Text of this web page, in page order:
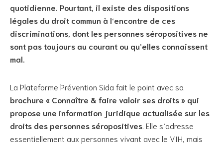
quotidienne. Pourtant, il existe des dispositions
légales du droit commun à l‘encontre de ces
discriminations, dont les personnes séropositives ne
sont pas toujours au courant ou qu’elles connaissent
mal.
La Plateforme Prévention Sida fait le point avec sa
brochure « Connaître & faire valoir ses droits » qui
propose une information juridique actualisée sur les
droits des personnes séropositives . Elle s’adresse
essentiellement aux personnes vivant avec le VIH, mais